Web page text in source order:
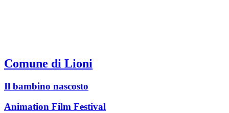
Comune di Lioni
Il bambino nascosto
Animation Film Festival